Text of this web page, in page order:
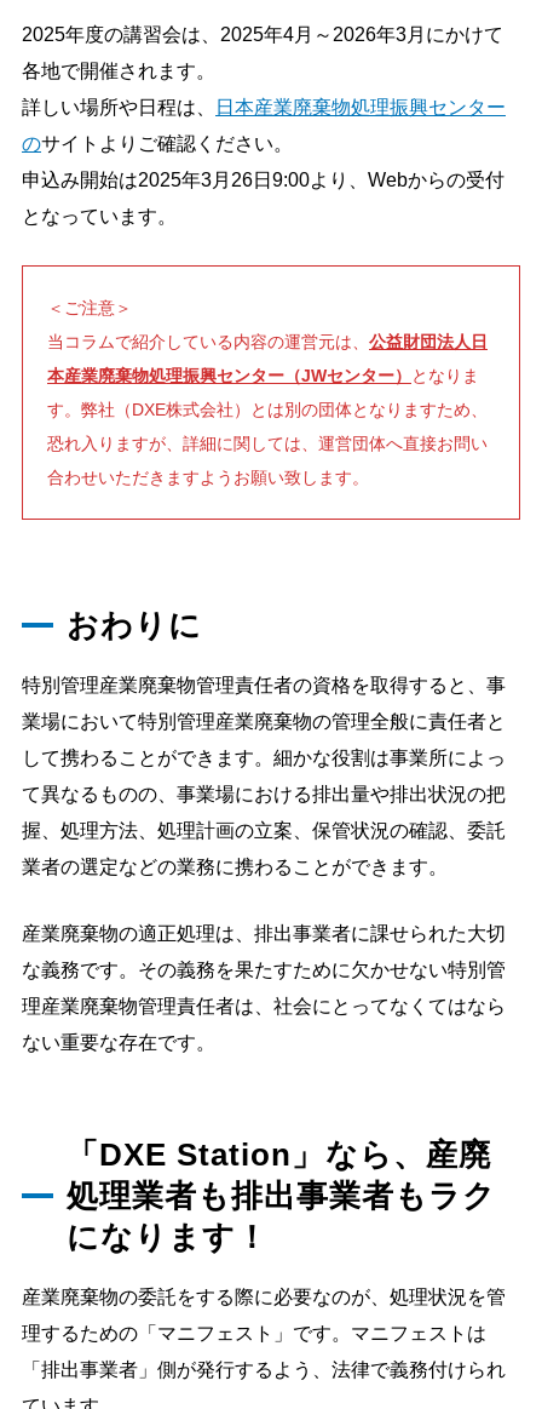
2025年度の講習会は、2025年4月～2026年3月にかけて
各地で開催されます。
詳しい場所や日程は、
日本産業廃棄物処理振興センター
のサイトよりご確認ください。
申込み開始は2025年3月26日9:00より、Webからの受付
となっています。
＜ご注意＞
当コラムで紹介している内容の運営元は、 公益財団法人日
本産業廃棄物処理振興センター（JWセンター）
となりま
す。弊社（DXE株式会社）とは別の団体となりますため、
恐れ入りますが、詳細に関しては、運営団体へ直接お問い
合わせいただきますようお願い致します。
おわりに
特別管理産業廃棄物管理責任者の資格を取得すると、事
業場において特別管理産業廃棄物の管理全般に責任者と
して携わることができます。細かな役割は事業所によっ
て異なるものの、事業場における排出量や排出状況の把
握、処理方法、処理計画の立案、保管状況の確認、委託
業者の選定などの業務に携わることができます。
産業廃棄物の適正処理は、排出事業者に課せられた大切
な義務です。その義務を果たすために欠かせない特別管
理産業廃棄物管理責任者は、社会にとってなくてはなら
ない重要な存在です。
「DXE Station」なら、産廃
処理業者も排出事業者もラク
になります！
産業廃棄物の委託をする際に必要なのが、処理状況を管
理するための「マニフェスト」です。マニフェストは
「排出事業者」側が発行するよう、法律で義務付けられ